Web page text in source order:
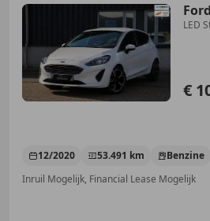
LED
€
12/2020 53.491 km Benzine
Inruil Mogelijk, Financial Lease Mogelijk